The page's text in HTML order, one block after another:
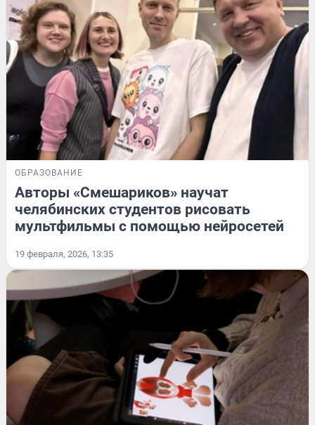
ОБРАЗОВАНИЕ
Авторы «Смешариков» научат
челябинских студентов рисовать
мультфильмы с помощью нейросетей
19 февраля, 2026, 13:35